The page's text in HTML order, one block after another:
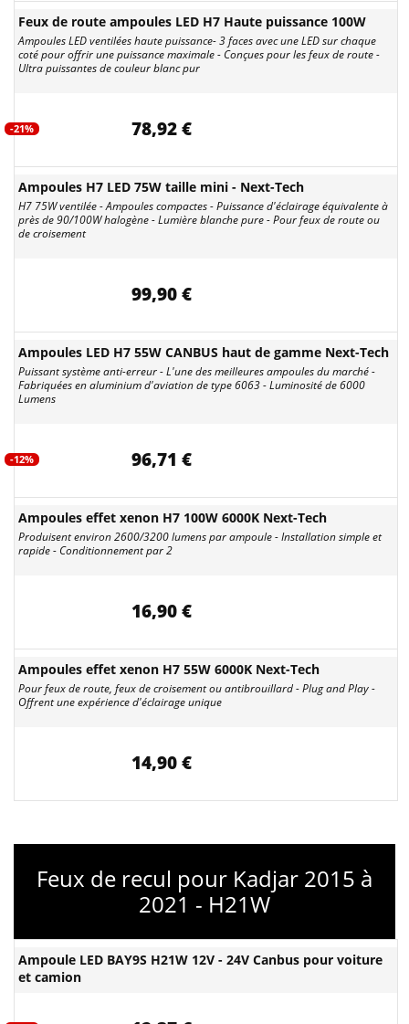
Feux de route ampoules LED H7 Haute puissance 100W
Ampoules LED ventilées haute puissance- 3 faces avec une LED sur chaque
coté pour offrir une puissance maximale - Conçues pour les feux de route -
Ultra puissantes de couleur blanc pur
-21% 78,92 €
Ampoules H7 LED 75W taille mini - Next-Tech
H7 75W ventilée - Ampoules compactes - Puissance d'éclairage équivalente à
près de 90/100W halogène - Lumière blanche pure - Pour feux de route ou
de croisement
99,90 €
Ampoules LED H7 55W CANBUS haut de gamme Next-Tech
Puissant système anti-erreur - L'une des meilleures ampoules du marché -
Fabriquées en aluminium d'aviation de type 6063 - Luminosité de 6000
Lumens
-12% 96,71 €
Ampoules effet xenon H7 100W 6000K Next-Tech
Produisent environ 2600/3200 lumens par ampoule - Installation simple et
rapide - Conditionnement par 2
16,90 €
Ampoules effet xenon H7 55W 6000K Next-Tech
Pour feux de route, feux de croisement ou antibrouillard - Plug and Play -
Offrent une expérience d'éclairage unique
14,90 €
Feux de recul pour Kadjar 2015 à
2021 - H21W
Ampoule LED BAY9S H21W 12V - 24V Canbus pour voiture
et camion